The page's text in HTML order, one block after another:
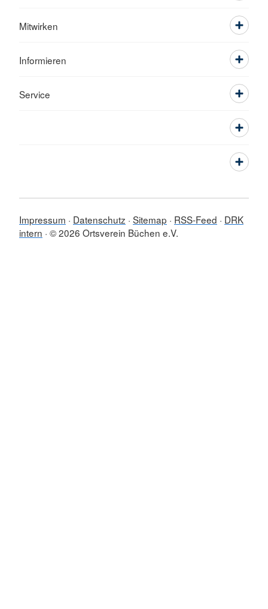
Mitwirken
Informieren
Service
Impressum Datenschutz Sitemap RSS-Feed
DRK
intern © 2026 Ortsverein Büchen e.V.